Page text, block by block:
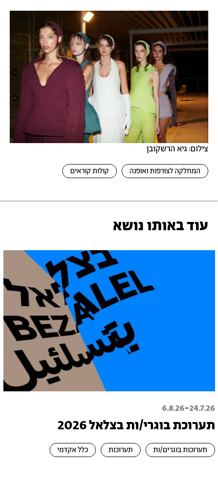
צילום: גיא הרשקובן
המחלקה לצורפות ואופנה קולות קוראים
עוד באותו נושא
24.7.26
-
6.8.26
תערוכת בוגרי/ות בצלאל 2026
תערוכות בוגרים/ות תערוכות כלל אקדמי